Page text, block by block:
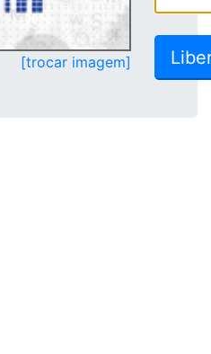
[trocar imagem]